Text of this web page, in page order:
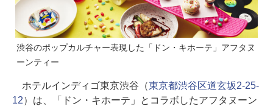
渋谷のポップカルチャー表現した「ドン・キホーテ」アフタヌ
ーンティー
ホテルインディゴ東京渋谷（東京都渋谷区道玄坂2-25-
12）は、「ドン・キホーテ」とコラボしたアフタヌーン